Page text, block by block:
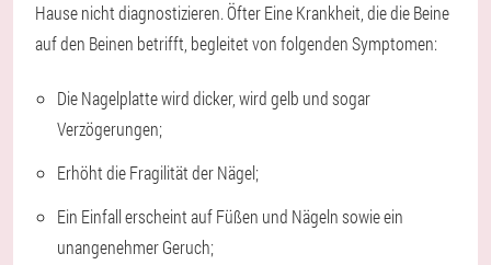
Hause nicht diagnostizieren. ÖfterEine Krankheit, die die Beine
auf den Beinen betrifft , begleitet von folgenden Symptomen:
Die Nagelplatte wird dicker, wird gelb und sogar
Verzögerungen;
Erhöht die Fragilität der Nägel;
Ein Einfall erscheint auf Füßen und Nägeln sowie ein
unangenehmer Geruch;